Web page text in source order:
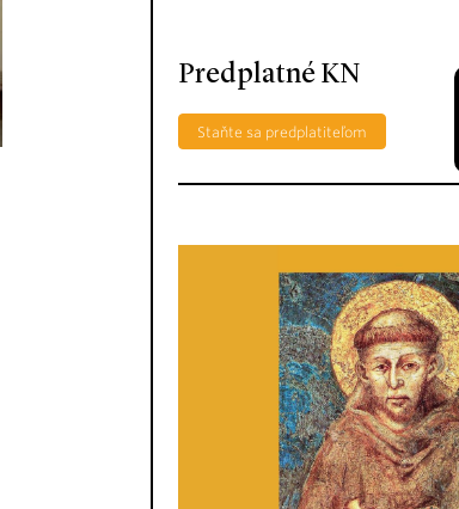
Predplatné KN
Staňte sa predplatiteľom